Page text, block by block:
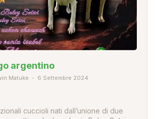
argentino
Matuke 6 Settembre 2024
cuccioli nati dall’unione di due